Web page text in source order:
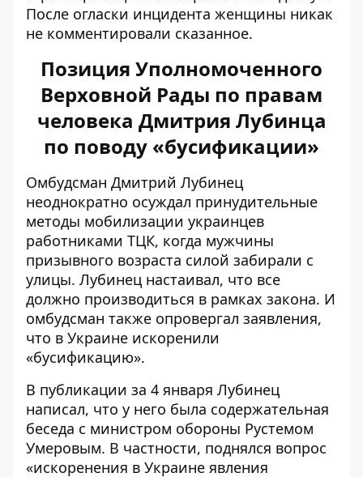
После огласки инцидента женщины никак
не комментировали сказанное.
Позиция Уполномоченного
Верховной Рады по правам
человека Дмитрия Лубинца
по поводу «бусификации»
Омбудсман Дмитрий Лубинец
неоднократно осуждал принудительные
методы мобилизации украинцев
работниками ТЦК, когда мужчины
призывного возраста силой забирали с
улицы. Лубинец настаивал, что все
должно производиться в рамках закона. И
омбудсман также опровергал заявления,
что в Украине искоренили
«бусификацию».
В публикации за 4 января Лубинец
написал, что у него была содержательная
беседа с министром обороны Рустемом
Умеровым. В частности, поднялся вопрос
«искоренения в Украине явления